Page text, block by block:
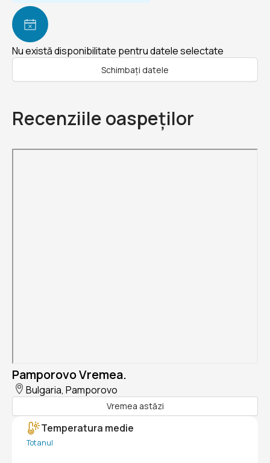
Nu există disponibilitate pentru datele selectate
Schimbați datele
Recenziile oaspeților
Pamporovo Vremea.
Bulgaria, Pamporovo
Vremea astăzi
Temperatura medie
Tot anul